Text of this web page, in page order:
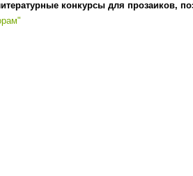
конкурсы для прозаиков,